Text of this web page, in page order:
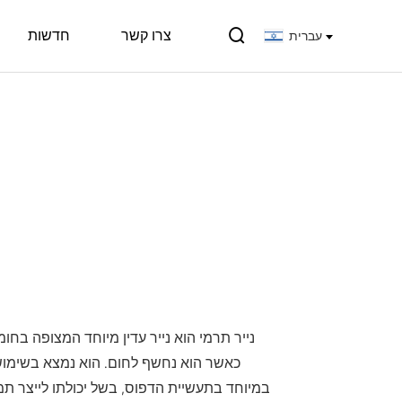
חדשות צרו קשר  עברית
נייר תרמי הוא נייר עדין מיוחד המצופה
כאשר הוא נחשף לחום. הוא נמצא
במיוחד בתעשיית הדפוס, בשל יכולתו לייצר